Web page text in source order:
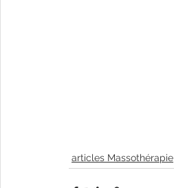
articles Massothérapie